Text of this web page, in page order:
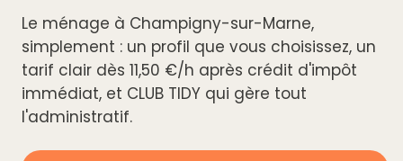
Le ménage à Champigny-sur-Marne,
simplement : un profil que vous choisissez, un
tarif clair dès 11,50 €/h après crédit d'impôt
immédiat, et CLUB TIDY qui gère tout
l'administratif.